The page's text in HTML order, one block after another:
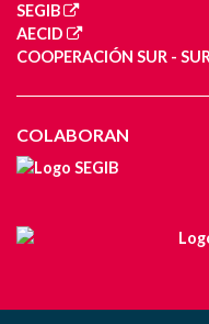
SEGIB
AECID
COOPERACIÓN SUR -
COLABORAN